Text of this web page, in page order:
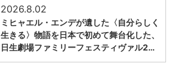
2026.8.02
ミヒャエル・エンデが遺した〈自分らしく
生きる〉物語を日本で初めて舞台化した、
日生劇場ファミリーフェスティヴァル2…